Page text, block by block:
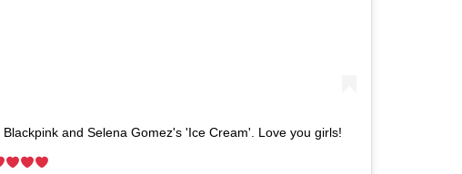
and Selena Gomez's 'Ice Cream'. Love you girls!